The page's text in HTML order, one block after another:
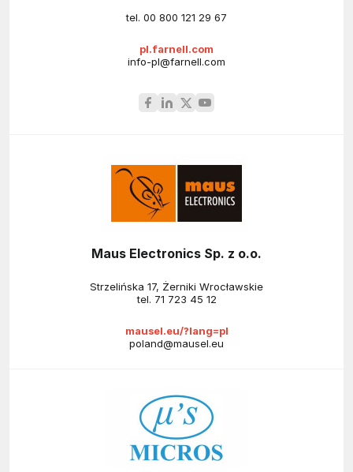
tel. 00 800 121 29 67
pl.farnell.com
info-pl@farnell.com
Maus Electronics Sp. z o.o.
Strzelińska 17, Żerniki Wrocławskie
tel. 71 723 45 12
mausel.eu/?lang=pl
poland@mausel.eu